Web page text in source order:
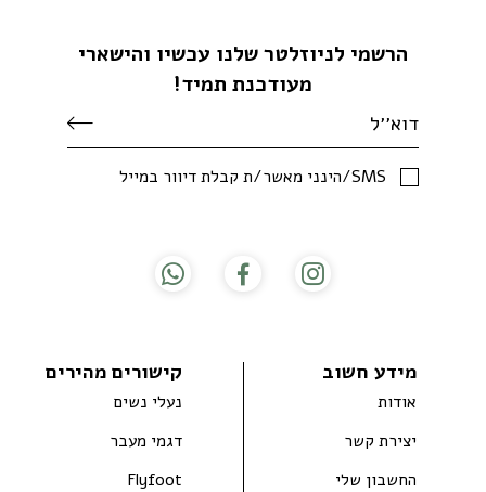
מידע חשוב
אודות
יצירת קשר
החשבון שלי
קישורים מהירים
נעלי נשים
דגמי מעבר
Flyfoot
הרשמי לניוזלטר שלנו עכשיו והישארי
מעודכנת תמיד!
SMS/הינני מאשר/ת קבלת דיוור במייל